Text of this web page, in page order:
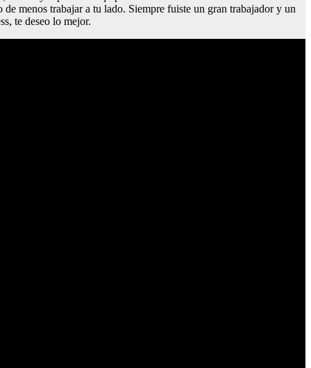
menos trabajar a tu lado. Siempre fuiste un gran trabajador y un
te deseo lo mejor.